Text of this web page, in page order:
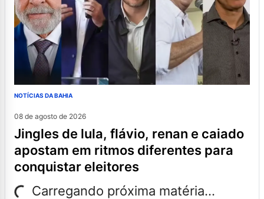
NOTÍCIAS DA BAHIA
08 de agosto de 2026
jingles de lula, flávio, renan e caiado
apostam em ritmos diferentes para
conquistar eleitores
Carregando próxima matéria...